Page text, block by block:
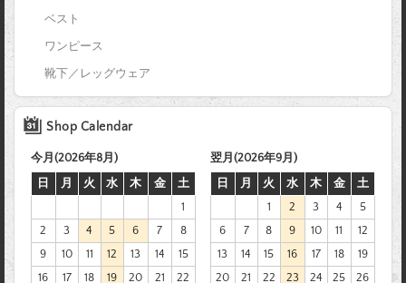
ベスト
ワンピース
靴下／レッグウェア
Shop Calendar
今月(2026年8月)
日
月 火 水 木 金
土
1
2
3 4 5 6 7
8
9
10 11 12 13 14
15
16
17 18 19 20 21
22
翌月(2026年9月)
日
月 火 水 木 金
土
1
2 3 4
5
6
7 8 9 10 11
12
13
14 15 16 17 18
19
20
21 22 23 24 25
26